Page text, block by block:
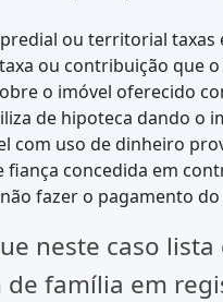
ou territorial
ou contribuição que
o imóvel oferecido
de hipoteca dando o
com uso de dinheiro
concedida em
fazer o pagamento do
caso lista de
família em